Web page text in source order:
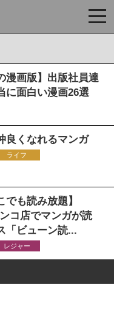
漫画版】出版社員達
に面白い漫画26選
良くなれるマンガ
ライフ
でも読み放題】
コ店でマンガが読
「ビューン読...
レジャー